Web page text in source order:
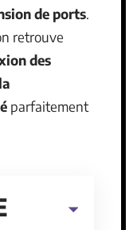
de ports.
retrouve
des
parfaitement